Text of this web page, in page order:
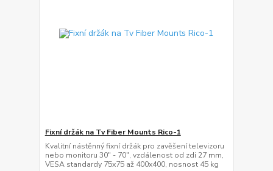
Fixní držák na Tv Fiber Mounts Rico-1
Kvalitní nástěnný fixní držák pro zavěšení televizoru
nebo monitoru 30" - 70", vzdálenost od zdi 27 mm,
VESA standardy 75x75 až 400x400, nosnost 45 kg